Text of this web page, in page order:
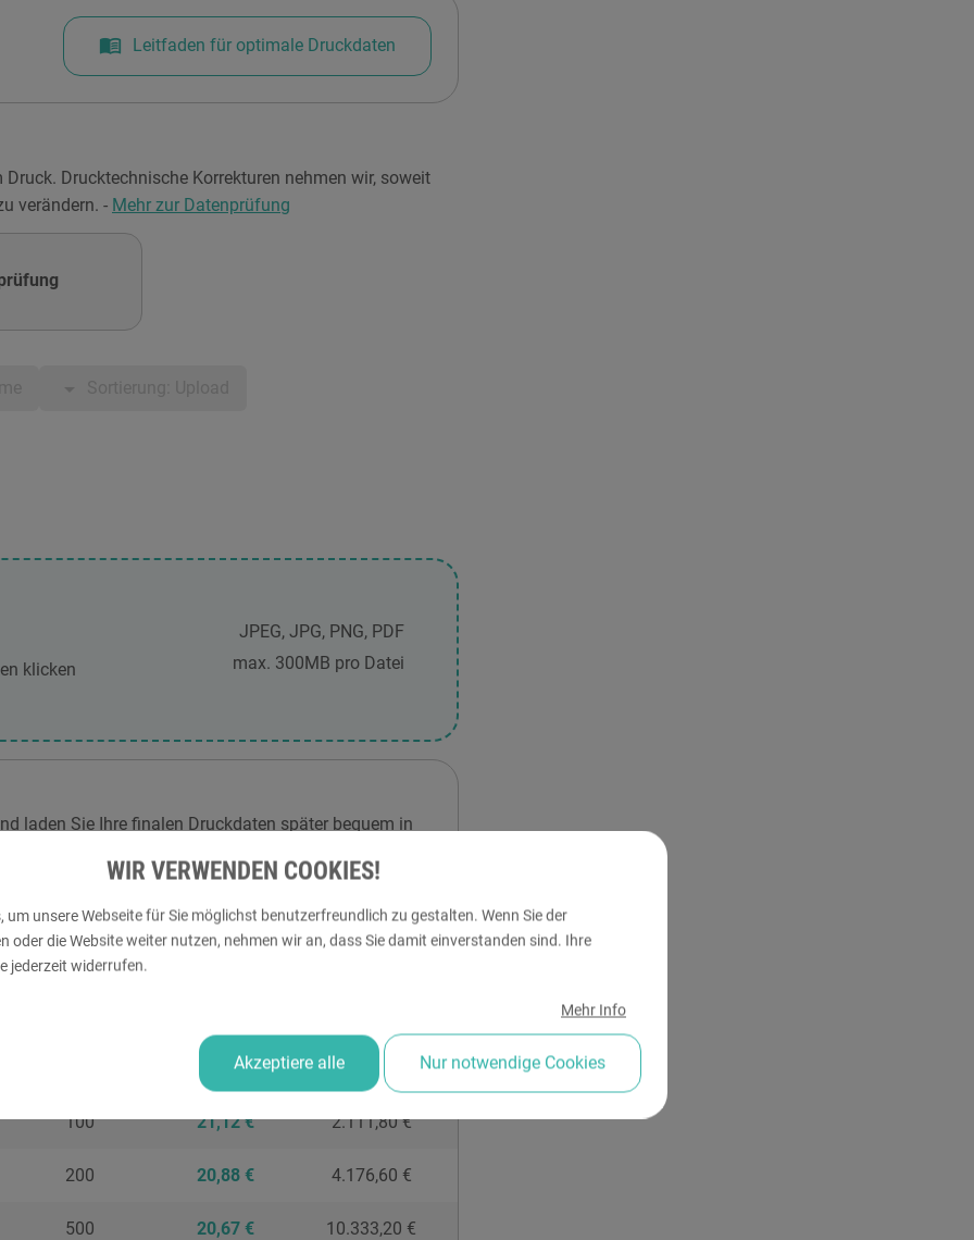
menu_book Leitfaden für optimale Druckdaten
Drucktechnische Korrekturen nehmen wir, soweit
verändern. - Mehr zur Datenprüfung
klicken
JPEG, JPG, PNG, PDF
max. 300MB pro Datei
laden Sie Ihre finalen Druckdaten später bequem in
wurden, können wir mit der Prüfung und
21,40 € 1.069,90 €
100 21,12 € 2.111,80 €
200 20,88 € 4.176,60 €
500 20,67 € 10.333,20 €
WIR VERWENDEN COOKIES!
um unsere Webseite für Sie möglichst benutzerfreundlich zu gestalten. Wenn Sie der
oder die Website weiter nutzen, nehmen wir an, dass Sie damit einverstanden sind. Ihre
jederzeit widerrufen.
Mehr Info
Akzeptiere alle Nur notwendige Cookies